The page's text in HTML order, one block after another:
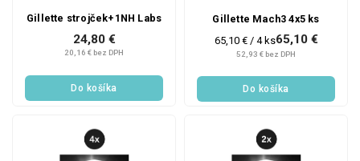
Gillette strojček+1NH Labs
20,16 € bez DPH
24,80 €
Do košíka
Gillette Mach3 4x5 ks
52,93 € bez DPH
65,10 €
Jednotková
cena:
65,10 € / 4 ks
Do košíka